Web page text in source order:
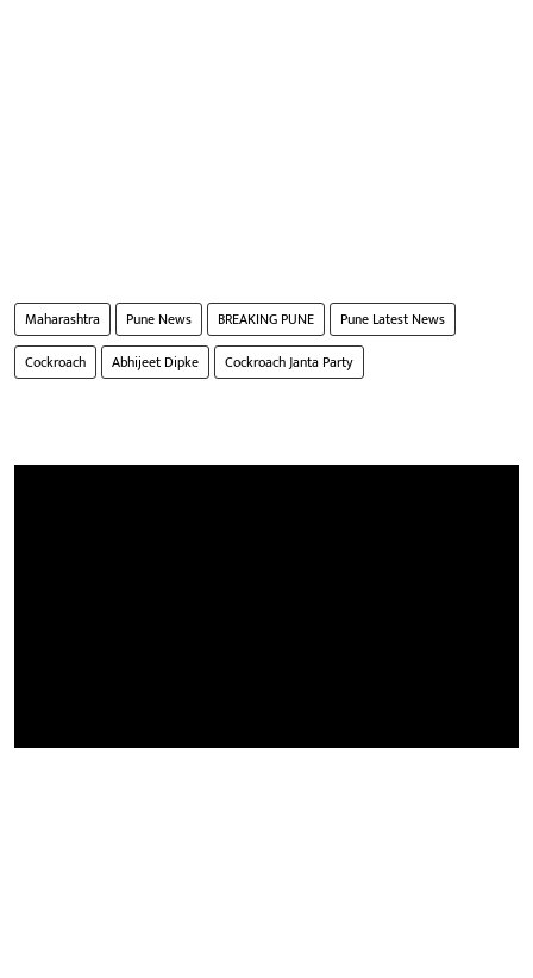
Maharashtra Pune News BREAKING PUNE
Pune Latest News
Cockroach
Abhijeet Dipke Cockroach Janta Party